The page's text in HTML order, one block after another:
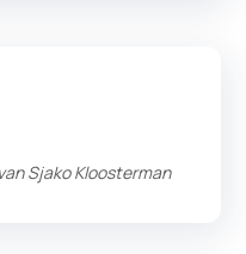
Sjako Kloosterman